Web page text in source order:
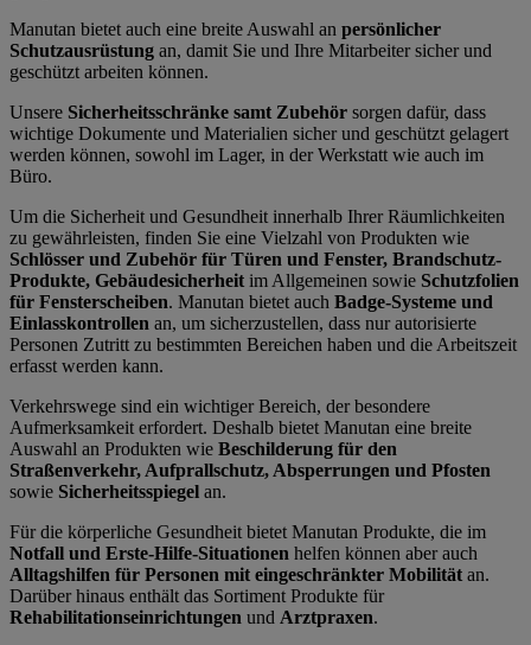
Manutan bietet auch eine breite Auswahl an persönlicher
Schutzausrüstung an, damit Sie und Ihre Mitarbeiter sicher und
geschützt arbeiten können.
Unsere Sicherheitsschränke samt Zubehör sorgen dafür, dass
wichtige Dokumente und Materialien sicher und geschützt gelagert
werden können, sowohl im Lager, in der Werkstatt wie auch im
Büro.
Um die Sicherheit und Gesundheit innerhalb Ihrer Räumlichkeiten
zu gewährleisten, finden Sie eine Vielzahl von Produkten wie
Schlösser und Zubehör für Türen und Fenster, Brandschutz-
Produkte, Gebäudesicherheit im Allgemeinen sowie Schutzfolien
für Fensterscheiben. Manutan bietet auch Badge-Systeme und
Einlasskontrollen an, um sicherzustellen, dass nur autorisierte
Personen Zutritt zu bestimmten Bereichen haben und die Arbeitszeit
erfasst werden kann.
Verkehrswege sind ein wichtiger Bereich, der besondere
Aufmerksamkeit erfordert. Deshalb bietet Manutan eine breite
Auswahl an Produkten wie Beschilderung für den
Straßenverkehr, Aufprallschutz, Absperrungen und Pfosten
sowie Sicherheitsspiegel an.
Für die körperliche Gesundheit bietet Manutan Produkte, die im
Notfall und Erste-Hilfe-Situationen helfen können aber auch
Alltagshilfen für Personen mit eingeschränkter Mobilität an.
Darüber hinaus enthält das Sortiment Produkte für
Rehabilitationseinrichtungen und Arztpraxen.